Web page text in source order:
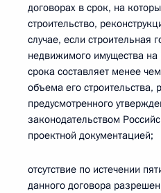
договорах в срок, на
строительство,
случае, если строительная
недвижимого имущества на
срока составляет менее
объема его строительства,
предусмотренного
законодательством
проектной документацией;
отсутствие по истечении
данного договора